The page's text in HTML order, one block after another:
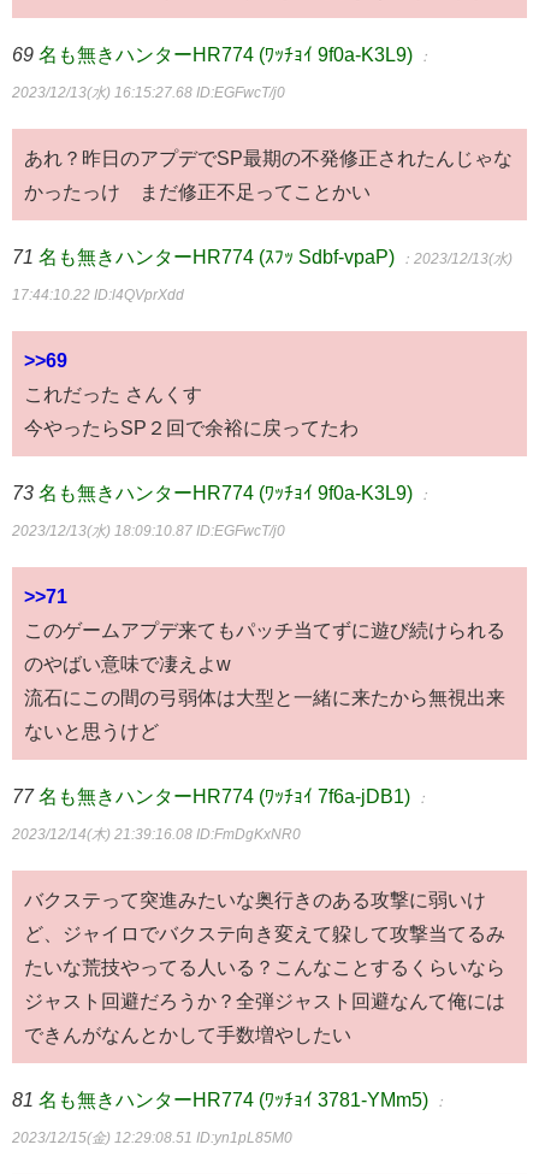
69 名も無きハンターHR774 (ﾜｯﾁｮｲ 9f0a-K3L9) ：
2023/12/13(水) 16:15:27.68 ID:EGFwcT/j0
あれ？昨日のアプデでSP最期の不発修正されたんじゃな
かったっけ まだ修正不足ってことかい
71 名も無きハンターHR774 (ｽﾌｯ Sdbf-vpaP) ：2023/12/13(水)
17:44:10.22 ID:l4QVprXdd
>>69
これだった さんくす
今やったらSP２回で余裕に戻ってたわ
73 名も無きハンターHR774 (ﾜｯﾁｮｲ 9f0a-K3L9) ：
2023/12/13(水) 18:09:10.87 ID:EGFwcT/j0
>>71
このゲームアプデ来てもパッチ当てずに遊び続けられる
のやばい意味で凄えよw
流石にこの間の弓弱体は大型と一緒に来たから無視出来
ないと思うけど
77 名も無きハンターHR774 (ﾜｯﾁｮｲ 7f6a-jDB1) ：
2023/12/14(木) 21:39:16.08 ID:FmDgKxNR0
バクステって突進みたいな奥行きのある攻撃に弱いけ
ど、ジャイロでバクステ向き変えて躱して攻撃当てるみ
たいな荒技やってる人いる？こんなことするくらいなら
ジャスト回避だろうか？全弾ジャスト回避なんて俺には
できんがなんとかして手数増やしたい
81 名も無きハンターHR774 (ﾜｯﾁｮｲ 3781-YMm5) ：
2023/12/15(金) 12:29:08.51 ID:yn1pL85M0